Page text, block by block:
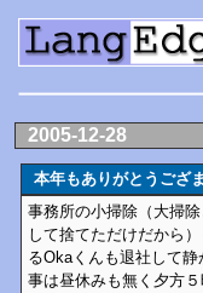
2005-12-28
本年もありがとうご
事務所の小掃除（大掃
して捨てただけだから
るOkaくんも退社して
事は昼休みも無く夕方